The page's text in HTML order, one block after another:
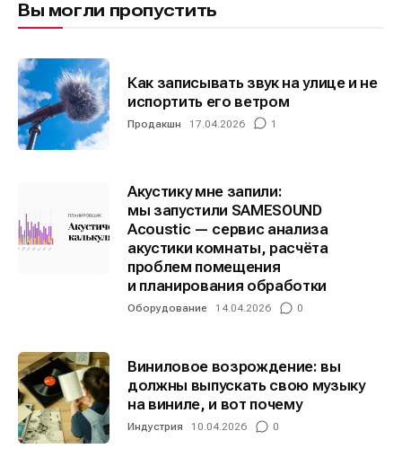
Информация
Реклама
Редакционная политика (в разработке)
Предложение новостей Помощь проекту
Информация
Реклама
Редакционная политика (в разработке)
Предложение новостей Помощь проекту
Вы могли пропустить
Как записывать звук на улице и не
испортить его ветром
Продакшн 17.04.2026 1
Акустику мне запили:
мы запустили SAMESOUND
Acoustic — сервис анализа
акустики комнаты, расчёта
проблем помещения
и планирования обработки
Оборудование 14.04.2026 0
Виниловое возрождение: вы
должны выпускать свою музыку
на виниле, и вот почему
Индустрия 10.04.2026 0